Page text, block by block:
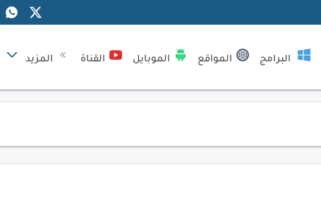
البرامج المواقع الموبايل القناة المزيد